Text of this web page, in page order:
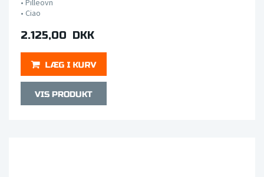
• Pilleovn
• Ciao
2.125,00 DKK